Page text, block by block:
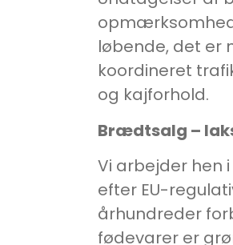
løbende, det er
koordineret
og kajforhold.
Brædtsalg –
Vi arbejder hen
efter EU-
århundreder
fødevarer er